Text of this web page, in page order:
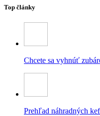
Top články
Chcete sa vyhnúť
Prehľad náhradných